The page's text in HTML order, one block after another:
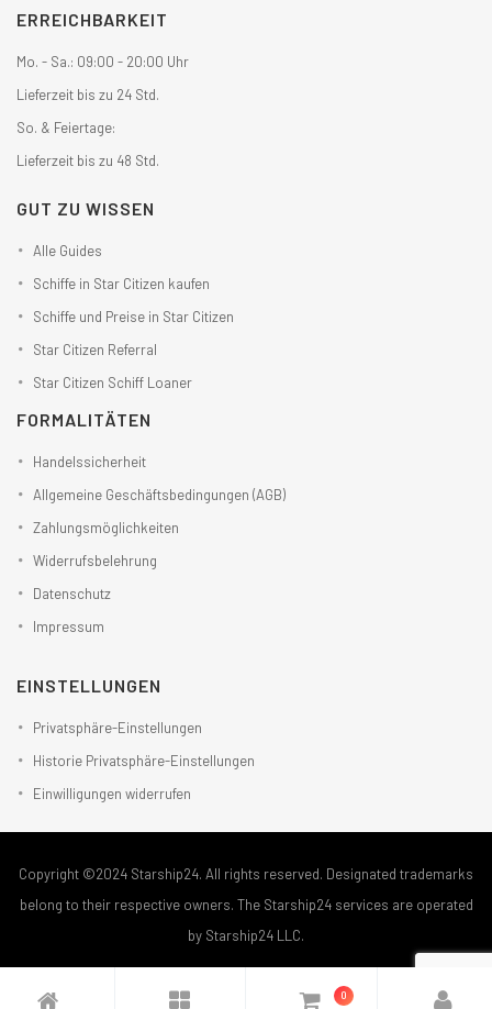
ERREICHBARKEIT
Mo. - Sa.: 09:00 - 20:00 Uhr
Lieferzeit bis zu 24 Std.
So. & Feiertage:
Lieferzeit bis zu 48 Std.
GUT ZU WISSEN
Alle Guides
Schiffe in Star Citizen kaufen
Schiffe und Preise in Star Citizen
Star Citizen Referral
Star Citizen Schiff Loaner
FORMALITÄTEN
Handelssicherheit
Allgemeine Geschäftsbedingungen (AGB)
Zahlungsmöglichkeiten
Widerrufsbelehrung
Datenschutz
Impressum
EINSTELLUNGEN
Privatsphäre-Einstellungen
Historie Privatsphäre-Einstellungen
Einwilligungen widerrufen
Copyright ©2024 Starship24. All rights reserved. Designated trademarks
belong to their respective owners. The Starship24 services are operated
by Starship24 LLC.
0